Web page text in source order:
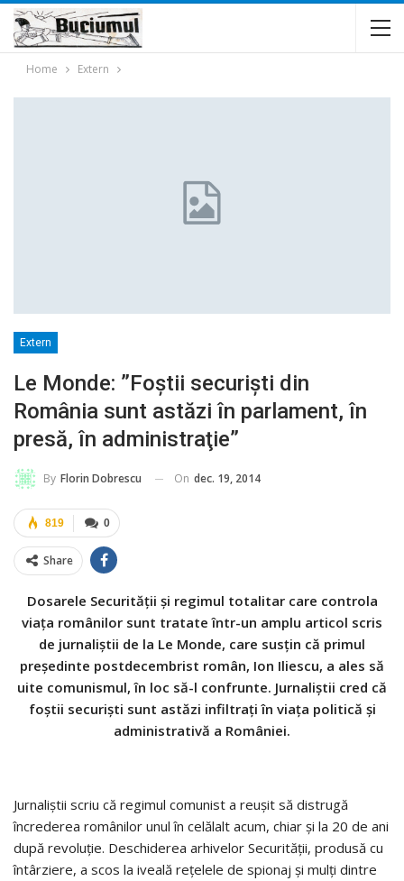
Home Extern
Extern
Le Monde: ”Foştii securişti din
România sunt astăzi în parlament, în
presă, în administraţie”
By Florin Dobrescu On dec. 19, 2014
0
819
Share
Dosarele Securităţii şi regimul totalitar care controla
viaţa românilor sunt tratate într-un amplu articol scris
de jurnaliştii de la Le Monde, care susţin că primul
preşedinte postdecembrist român, Ion Iliescu, a ales să
uite comunismul, în loc să-l confrunte. Jurnaliştii cred că
foştii securişti sunt astăzi infiltraţi în viaţa politică şi
administrativă a României.
Jurnaliştii scriu că regimul comunist a reuşit să distrugă
încrederea românilor unul în celălalt acum, chiar şi la 20 de ani
după revoluţie. Deschiderea arhivelor Securităţii, produsă cu
întârziere, a scos la iveală reţelele de spionaj şi mulţi dintre